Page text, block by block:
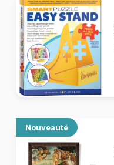
Nouveauté